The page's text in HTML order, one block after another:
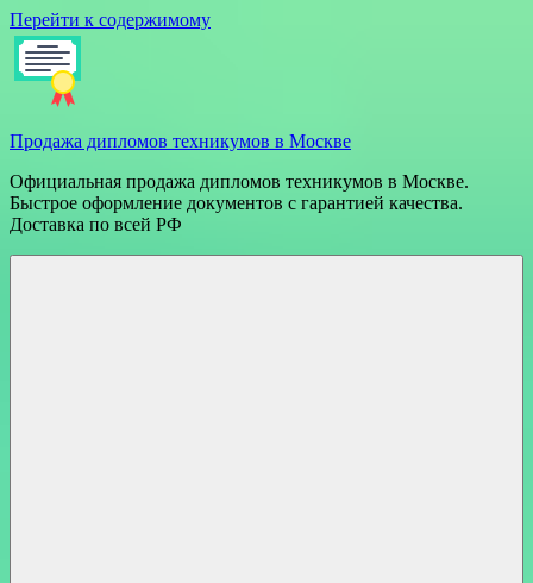
Перейти к содержимому
Продажа дипломов техникумов в Москве
Официальная продажа дипломов техникумов в Москве.
Быстрое оформление документов с гарантией качества.
Доставка по всей РФ